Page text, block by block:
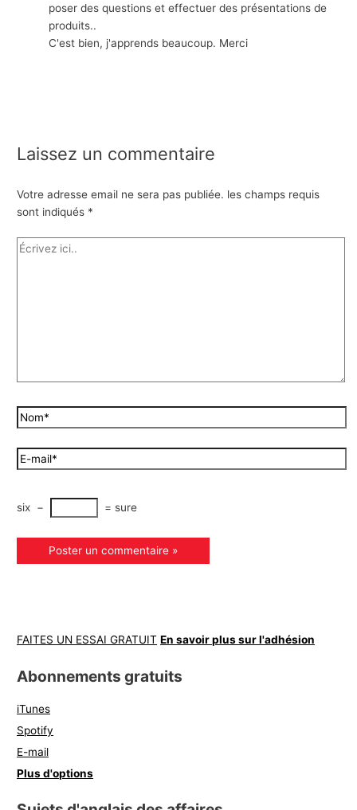
poser des questions et effectuer des présentations de
produits..
C'est bien, j'apprends beaucoup. Merci
Laissez un commentaire
Votre adresse email ne sera pas publiée. les champs requis
sont indiqués *
six − = sure
FAITES UN ESSAI GRATUIT En savoir plus sur l'adhésion
Abonnements gratuits
iTunes
Spotify
E-mail
Plus d'options